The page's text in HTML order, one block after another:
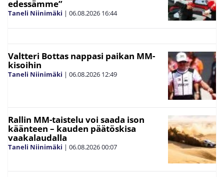
edessämme”
Taneli Niinimäki | 06.08.2026 16:44
Valtteri Bottas nappasi paikan MM-
kisoihin
Taneli Niinimäki | 06.08.2026 12:49
Rallin MM-taistelu voi saada ison
käänteen – kauden päätöskisa
vaakalaudalla
Taneli Niinimäki | 06.08.202600:07